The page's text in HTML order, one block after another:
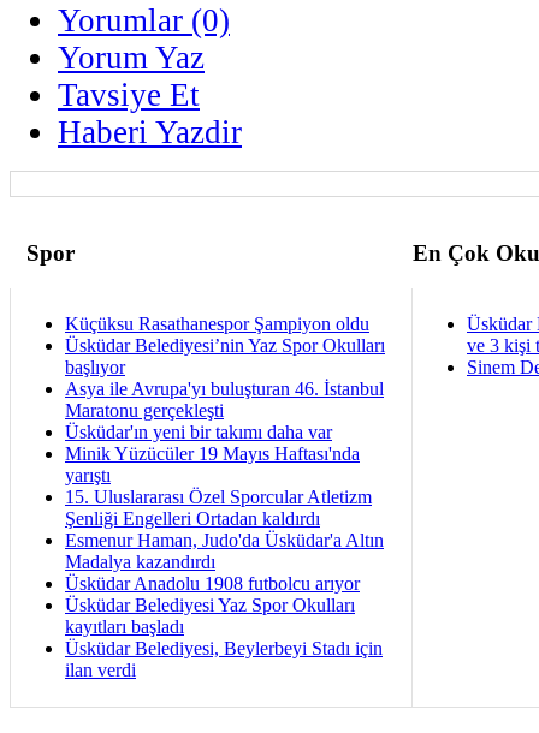
Yorumlar (0)
Yorum Yaz
Tavsiye Et
Haberi Yazdir
Spor En Çok
Küçüksu Rasathanespor Şampiyon oldu
Üsküdar Belediyesi’nin Yaz Spor Okulları
başlıyor
Asya ile Avrupa'yı buluşturan 46. İstanbul
Maratonu gerçekleşti
Üsküdar'ın yeni bir takımı daha var
Minik Yüzücüler 19 Mayıs Haftası'nda
yarıştı
15. Uluslararası Özel Sporcular Atletizm
Şenliği Engelleri Ortadan kaldırdı
Esmenur Haman, Judo'da Üsküdar'a Altın
Madalya kazandırdı
Üsküdar Anadolu 1908 futbolcu arıyor
Üsküdar Belediyesi Yaz Spor Okulları
kayıtları başladı
Üsküdar Belediyesi, Beylerbeyi Stadı için
ilan verdi
Üsküdar
ve 3 kişi
Sinem